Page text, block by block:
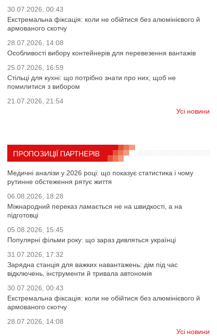
30.07.2026, 00:43
Екстремальна фіксація: коли не обійтися без алюмінієвого й
армованого скотчу
28.07.2026, 14:08
Особливості вибору контейнерів для перевезення вантажів
25.07.2026, 16:59
Стільці для кухні: що потрібно знати про них, щоб не
помилитися з вибором
21.07.2026, 21:54
Усі новини
ПРОПОЗИЦІЇ ПАРТНЕРІВ
Медичні аналізи у 2026 році: що показує статистика і чому
рутинне обстеження рятує життя
06.08.2026, 18:28
Міжнародний переказ ламається не на швидкості, а на
підготовці
05.08.2026, 15:45
Популярні фільми року: що зараз дивляться українці
31.07.2026, 17:32
Зарядна станція для важких навантажень: дім під час
відключень, інструменти й тривала автономія
30.07.2026, 00:43
Екстремальна фіксація: коли не обійтися без алюмінієвого й
армованого скотчу
28.07.2026, 14:08
Усі новини